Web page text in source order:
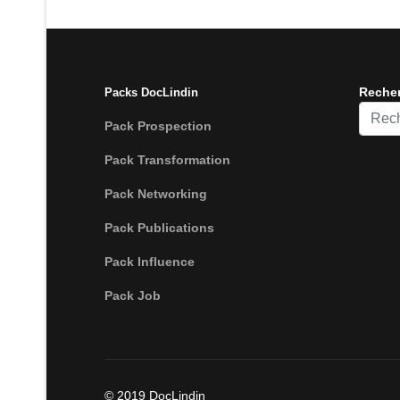
Packs DocLindin
Pack Prospection
Pack Transformation
Pack Networking
Pack Publications
Pack Influence
Pack Job
© 2019 DocLindin